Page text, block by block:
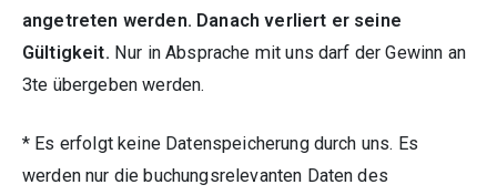
angetreten werden. Danach verliert er seine
Gültigkeit. Nur in Absprache mit uns darf der Gewinn an
3te übergeben werden.
* Es erfolgt keine Datenspeicherung durch uns. Es
werden nur die buchungsrelevanten Daten des